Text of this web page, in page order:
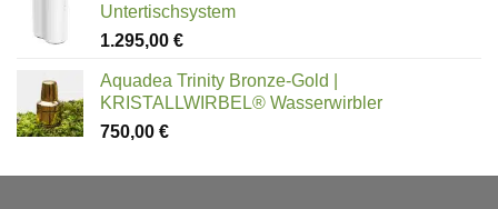
Untertischsystem
1.295,00 €
Aquadea Trinity Bronze-Gold |
KRISTALLWIRBEL® Wasserwirbler
750,00 €